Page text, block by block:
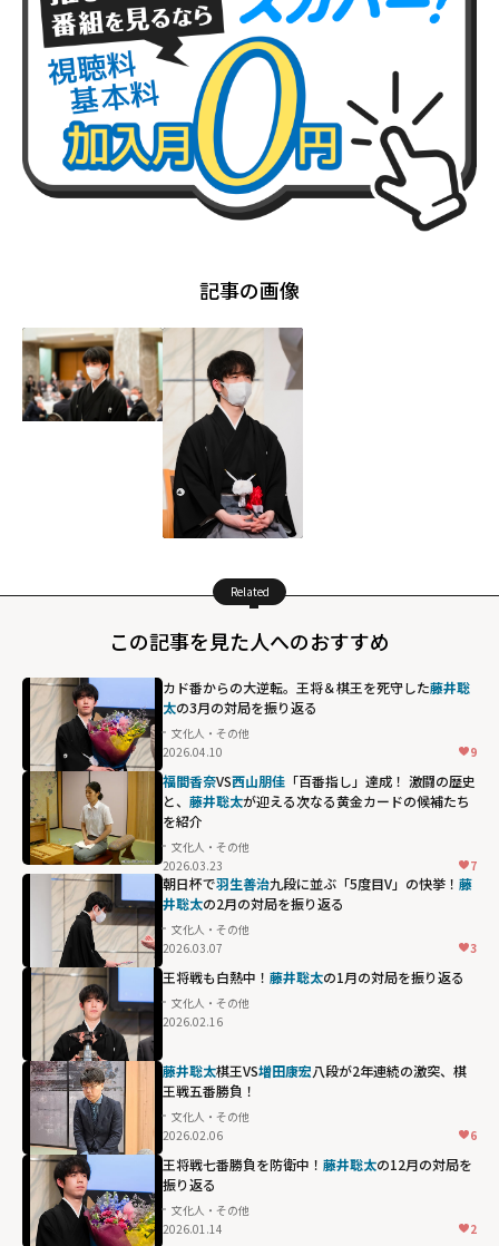
記事の画像
Related
この記事を見た人へのおすすめ
カド番からの大逆転。王将＆棋王を死守した藤井聡
太の3月の対局を振り返る
文化人・その他
2026.04.10
9
福間香奈VS西山朋佳 「百番指し」達成！ 激闘の歴史
と、 藤井聡太が迎える次なる黄金カードの候補たち
を紹介
文化人・その他
2026.03.23
7
朝日杯で羽生善治九段に並ぶ「5度目V」の快挙！ 藤
井聡太の2月の対局を振り返る
文化人・その他
2026.03.07
3
王将戦も白熱中！ 藤井聡太の1月の対局を振り返る
文化人・その他
2026.02.16
藤井聡太棋王VS増田康宏八段が2年連続の激突、棋
王戦五番勝負！
文化人・その他
2026.02.06
6
王将戦七番勝負を防衛中！ 藤井聡太の12月の対局を
振り返る
文化人・その他
2026.01.14
2